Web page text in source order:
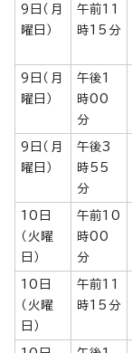
9日（月
曜日）
午前11
時15分
9日（月
曜日）
午後1
時00
分
9日（月
曜日）
午後3
時55
分
10日
（火曜
日）
午前10
時00
分
10日
（火曜
日）
午前11
時15分